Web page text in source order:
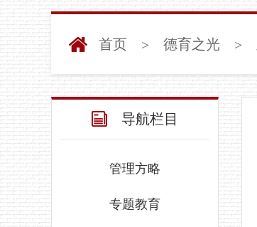
首页 > 德育之光 >
导航栏目
管理方略
专题教育